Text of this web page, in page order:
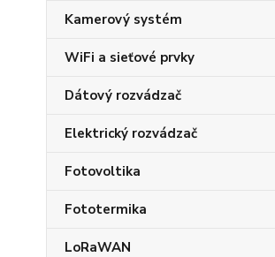
Kamerový systém
WiFi a sieťové prvky
Dátový rozvádzač
Elektrický rozvádzač
Fotovoltika
Fototermika
LoRaWAN